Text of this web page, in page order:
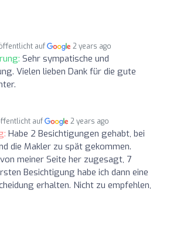
auf 2 years ago
Sehr sympatische und
Vielen lieben Dank für die gute
auf 2 years ago
Habe 2 Besichtigungen gehabt, bei
die Makler zu spät gekommen.
meiner Seite her zugesagt, 7
Besichtigung habe ich dann eine
erhalten. Nicht zu empfehlen,